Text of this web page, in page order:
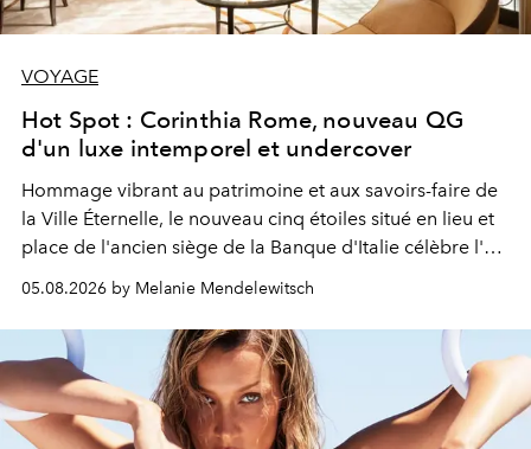
VOYAGE
Hot Spot : Corinthia Rome, nouveau QG
d'un luxe intemporel et undercover
Hommage vibrant au patrimoine et aux savoirs-faire de
la Ville Éternelle, le nouveau cinq étoiles situé en lieu et
place de l'ancien siège de la Banque d'Italie célèbre l'art
de vivre Romain dans toute son élégance intemporelle.
05.08.2026 by Melanie Mendelewitsch